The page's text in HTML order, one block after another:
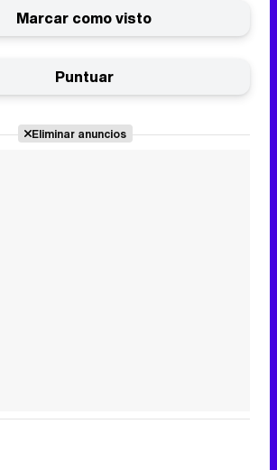
Marcar como visto
Puntuar
Eliminar anuncios